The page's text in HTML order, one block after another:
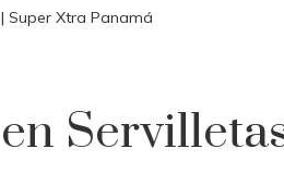
Super Xtra Panamá